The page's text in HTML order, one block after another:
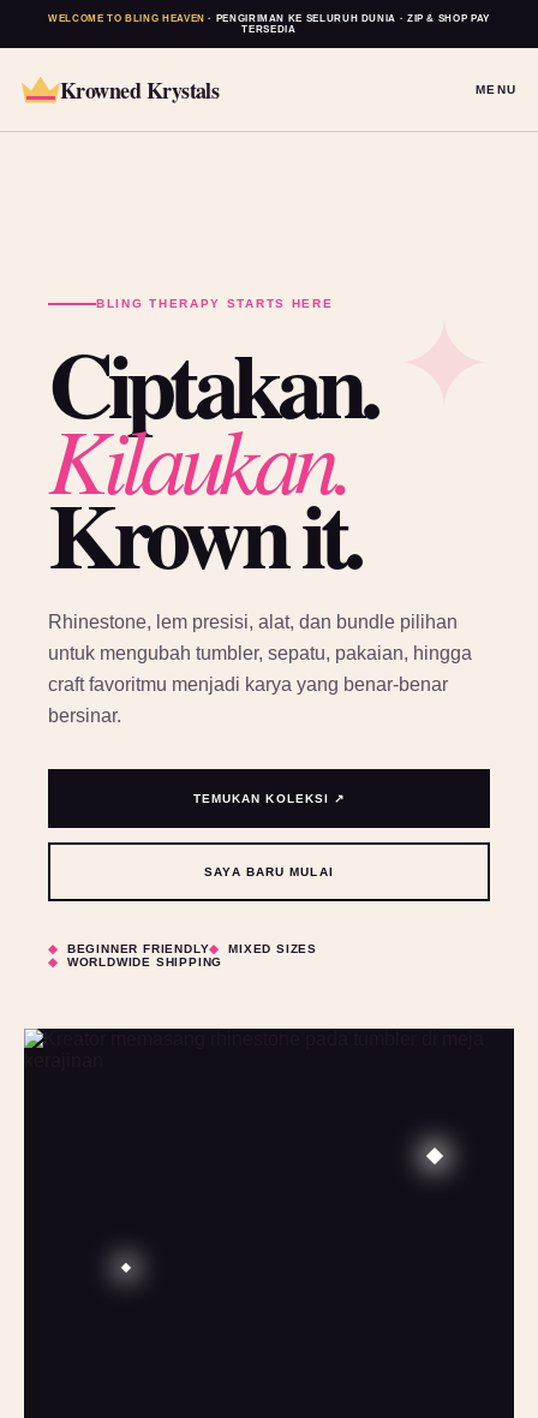
WELCOME TO BLING HEAVEN · PENGIRIMAN KE SELURUH DUNIA · ZIP & SHOP PAY
TERSEDIA
Krowned Krystals MENU
BLING THERAPY STARTS HERE
Ciptakan.
Kilaukan.
Krown it.
Rhinestone, lem presisi, alat, dan bundle pilihan
untuk mengubah tumbler, sepatu, pakaian, hingga
craft favoritmu menjadi karya yang benar-benar
bersinar.
TEMUKAN KOLEKSI ↗
SAYA BARU MULAI
BEGINNER FRIENDLY
MIXED SIZES
WORLDWIDE SHIPPING